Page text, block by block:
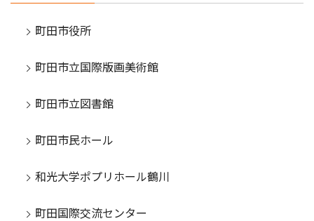
町田市役所
町田市立国際版画美術館
町田市立図書館
町田市民ホール
和光大学ポプリホール鶴川
町田国際交流センター